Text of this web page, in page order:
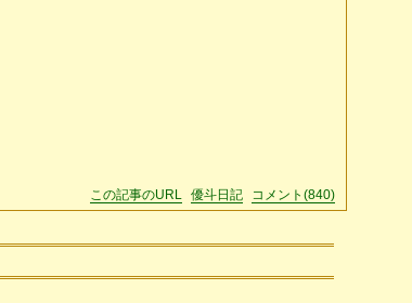
この記事のURL 優斗日記 コメント(840)